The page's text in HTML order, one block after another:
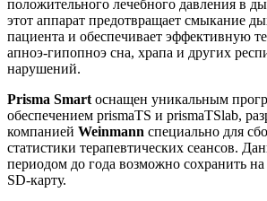
положительного лечебного давления в
этот аппарат предотвращает смыкание
пациента и обеспечивает эффективную
апноэ-гипопноэ сна, храпа и других
нарушений.
Prisma Smart оснащен уникальным
обеспечением prismaTS и prismaTSlab,
компанией Weinmann специально для
статистики терапевтических сеансов.
периодом до года возможно сохранить
SD-карту.